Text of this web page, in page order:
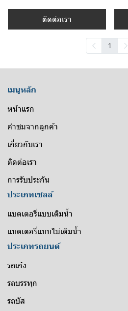
ติดต่อเรา
1
เมนูหลัก
หน้าแรก
คำชมจากลูกค้า
เกี่ยวกับเรา
ติดต่อเรา
การรับประกัน
ประเภทเซลล์
แบตเตอรี่แบบเติมน้ำ
แบตเตอรี่แบบไม่เติมน้ำ
ประเภทรถยนต์
รถเก๋ง
รถบรรทุก
รถบัส